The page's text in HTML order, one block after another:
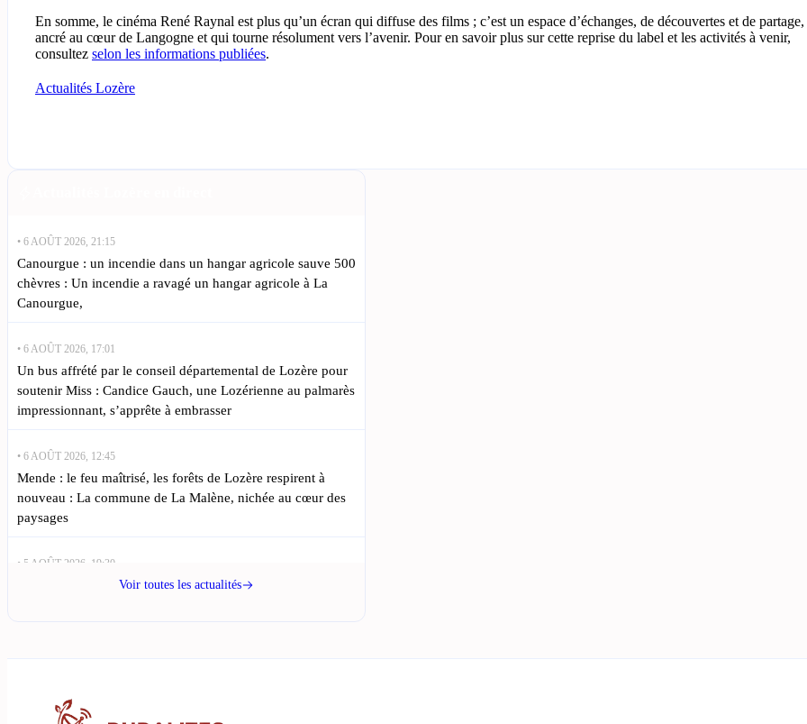
En somme, le cinéma René Raynal est plus qu’un écran qui diffuse des films ; c’est un espace d’échanges, de découvertes et de partage,
ancré au cœur de Langogne et qui tourne résolument vers l’avenir. Pour en savoir plus sur cette reprise du label et les activités à venir,
consultez selon les informations publiées.
Actualités Lozère
• 6 AOÛT 2026, 21:15
Canourgue : un incendie dans un hangar agricole sauve 500
chèvres : Un incendie a ravagé un hangar agricole à La
Canourgue,
• 6 AOÛT 2026, 17:01
Un bus affrété par le conseil départemental de Lozère pour
soutenir Miss : Candice Gauch, une Lozérienne au palmarès
impressionnant, s’apprête à embrasser
• 6 AOÛT 2026, 12:45
Mende : le feu maîtrisé, les forêts de Lozère respirent à
nouveau : La commune de La Malène, nichée au cœur des
paysages
• 5 AOÛT 2026, 19:30
Mende : une Lozérienne en finale de Miss Languedoc dans
semaine : Depuis le 30 juillet, les habitants de Meyrueis,
Voir toutes les actualités